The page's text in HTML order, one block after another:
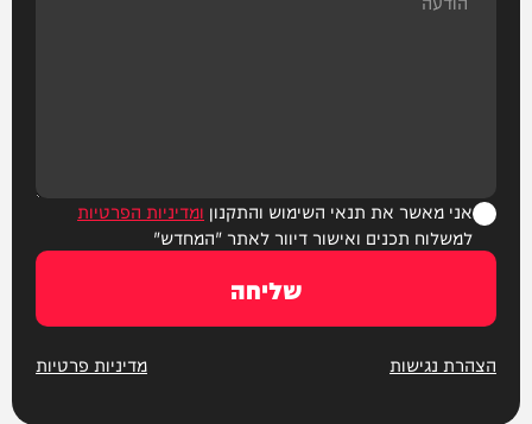
אני מאשר את תנאי השימוש והתקנון ומדיניות הפרטיות
למשלוח תכנים ואישור דיוור לאתר "המחדש"
שליחה
הצהרת נגישות מדיניות פרטיות